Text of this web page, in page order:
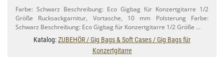
Farbe: Schwarz Beschreibung: Eco Gigbag für Konzertgitarre 1/​2
Größe Rucksackgarnitur, Vortasche, 10 mm Polsterung Farbe:
Schwarz Beschreibung: Eco Gigbag für Konzertgitarre 1/​2 Größe …
Katalog:ZUBEHÖR / Gig Bags & Soft Cases / Gig Bags für
Konzertgitarre